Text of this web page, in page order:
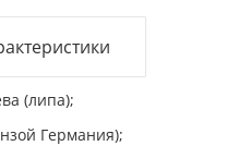
(липа);
Германия);